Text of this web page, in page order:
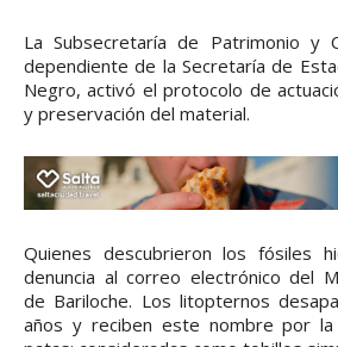
La Subsecretaría de Patrimonio y
dependiente de la Secretaría de
Negro, activó el protocolo de
y preservación del material.
Quienes descubrieron los fósiles
denuncia al correo electrónico del
de Bariloche. Los litopternos
años y reciben este nombre por